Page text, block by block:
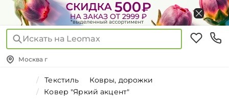
Искать на Leomax
Москва г
Текстиль
Ковры, дорожки
Ковер "Яркий акцент"